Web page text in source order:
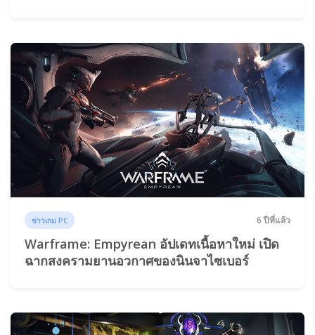
ข่าวเกม PC 6 ปีที่แล้ว
Warframe: Empyrean อัปเดทเนื้อหาใหม่ เปิด
ฉากสงครามยานอวกาศของนินจาไซเบอร์